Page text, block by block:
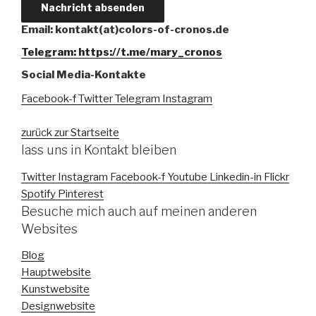
Nachricht absenden
Email: kontakt(at)colors-of-cronos.de
Telegram: https://t.me/mary_cronos
Social Media-Kontakte
Facebook-fTwitterTelegram Instagram
zurück zur Startseite
lass uns in Kontakt bleiben
Twitter Instagram Facebook-f Youtube Linkedin-in Flickr
Spotify Pinterest
Besuche mich auch auf meinen anderen
Websites
Blog
Hauptwebsite
Kunstwebsite
Designwebsite